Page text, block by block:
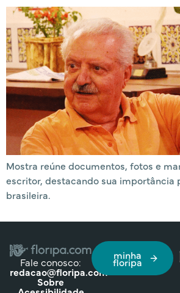
Mostra reúne documentos, fotos e
escritor, destacando sua importância
brasileira.
Fale conosco:
redacao@floripa.com
Sobre
minha
floripa